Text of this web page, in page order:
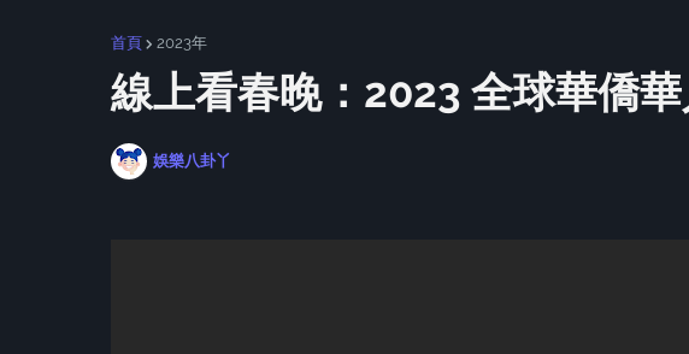
首頁 2023年
線上看春晚：2023 全球華僑
娛樂八卦丫